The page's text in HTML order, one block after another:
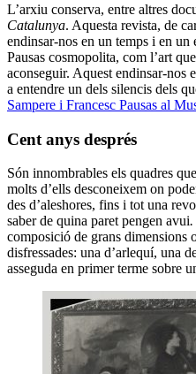
L’arxiu conserva, entre altres
Catalunya. Aquesta revista, de
endinsar-nos en un temps i en un
Pausas cosmopolita, com l’art
aconseguir. Aquest endinsar-nos
a entendre un dels silencis dels
Sampere i Francesc Pausas al
Cent anys després
Són innombrables els quadres
molts d’ells desconeixem on
des d’aleshores, fins i tot una
saber de quina paret pengen avui.
composició de grans dimensions
disfressades: una d’arlequí, una
asseguda en primer terme sobre